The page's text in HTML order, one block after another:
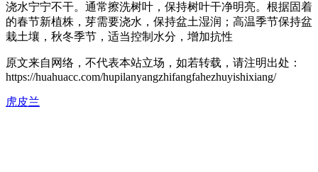
浇水宁宁不干。通常擦洗树叶，保持树叶干净明亮。根据固着
的春节新植株，芽需要浇水，保持盆土湿润；高温季节保持盆
栽土壤，秋冬季节，适当控制水分，增加抗性
原文来自网络，不代表本站立场，如若转载，请注明出处：
https://huahuacc.com/hupilanyangzhifangfahezhuyishixiang/
虎皮兰